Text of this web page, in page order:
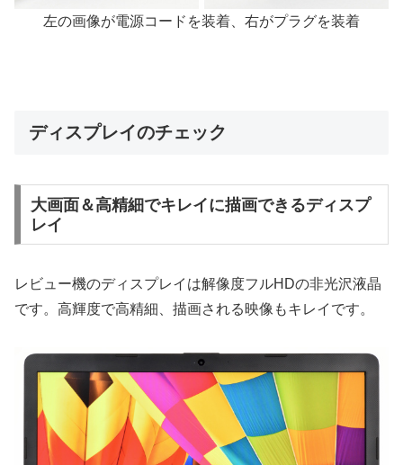
左の画像が電源コードを装着、右がプラグを装着
ディスプレイのチェック
大画面＆高精細でキレイに描画できるディスプ
レイ
レビュー機のディスプレイは解像度フルHDの非光沢液晶
です。高輝度で高精細、描画される映像もキレイです。